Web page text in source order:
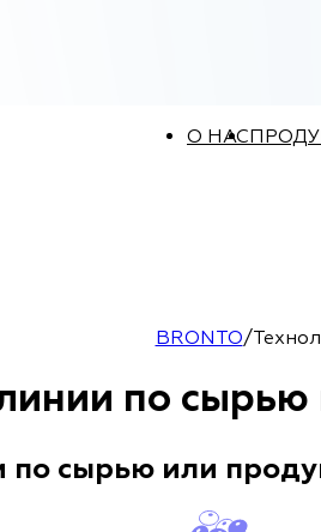
О НАС
BRONTO/
по
по сырью или